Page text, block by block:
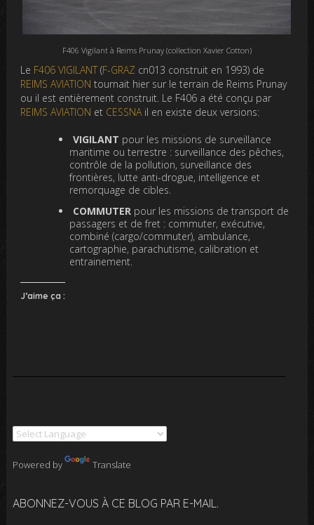
F406 Vigilant à Reims Prunay (collection Xavier Cotton)
Le F406 VIGILANT (F-GRAZ cn013 construit en 1993) de
REIMS AVIATIONtournait hier sur le terrain de Reims Prunay
ou il est entièrement construit. Le F406 a été conçu par
REIMS AVIATION et CESSNAil en existe deux versions:
VIGILANT pour les missions de surveillance
maritime ou terrestre : surveillance des pêches,
contrôle de la pollution, surveillance des
frontières, lutte anti-drogue, intelligence et
remorquage de cibles.
COMMUTERpour les missions de transport de
passagers et de fret : commuter, exécutive,
combiné (cargo/commuter), ambulance,
cartographie, parachutisme, calibration et
entrainement.
J’aime ça :
Powered by Translate
ABONNEZ-VOUS À CE BLOG PAR E-MAIL.